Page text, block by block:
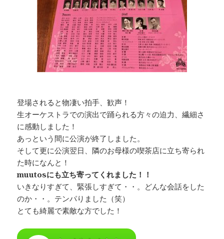
登場されると物凄い拍手、歓声！
生オーケストラでの演出で踊られる方々の迫力、繊細さ
に感動しました！
あっという間に公演が終了しました。
そして更に公演翌日、隣のお母様の喫茶店に立ち寄られ
た時になんと！
muutosにも立ち寄ってくれました！！
いきなりすぎて、緊張しすぎて・・。どんな会話をした
のか・・。テンパりました（笑）
とても綺麗で素敵な方でした！